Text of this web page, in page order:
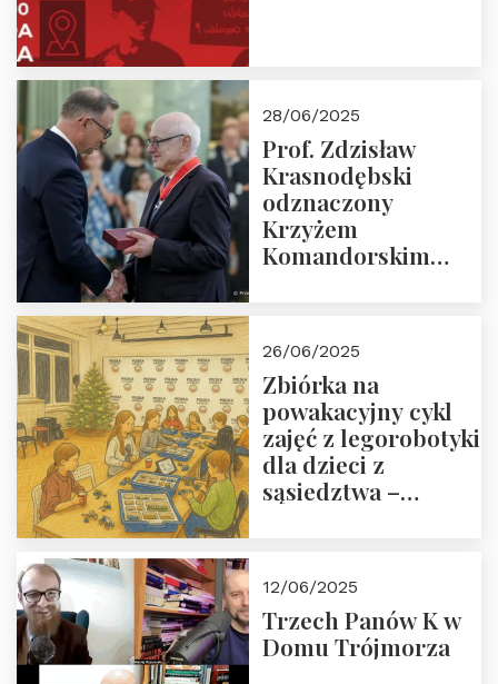
28/06/2025
Prof. Zdzisław
Krasnodębski
odznaczony
Krzyżem
Komandorskim
26/06/2025
Zbiórka na
powakacyjny cykl
zajęć z legorobotyki
dla dzieci z
sąsiedztwa –
Fundacji
12/06/2025
Trzech Panów K w
Domu Trójmorza